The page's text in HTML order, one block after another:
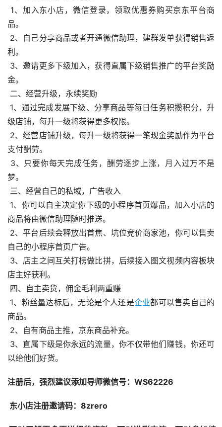
品。
利。
金。
二、经营升级，永续奖励
级店铺，每升一级将获得更多权限。
支付酬劳。
梦。
三、经营自己的私域，广告收入
商品将由微信助理随时推送。
自己的小程序首页广告。
店主好获利。
四、自主卖货，佣金毛利两重赚
1、粉丝量达标后，无论是个人还是企业都可以售卖自己的
商品。
2、自有商品主推，京东商品补充。
以绐他们好货。
注册后，强烈建议添加导师微信号：WS62226
东小店注册邀请码：8zrero